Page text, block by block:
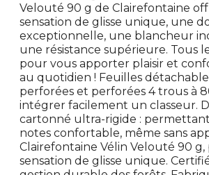
Velouté 90 g de Clairefontaine
sensation de glisse unique, une
exceptionnelle, une blancheur
une résistance supérieure. Tous
pour vous apporter plaisir et
au quotidien ! Feuilles
perforées et perforées 4 trous à
intégrer facilement un classeur.
cartonné ultra-rigide :
notes confortable, même sans
Clairefontaine Vélin Velouté 90
sensation de glisse unique.